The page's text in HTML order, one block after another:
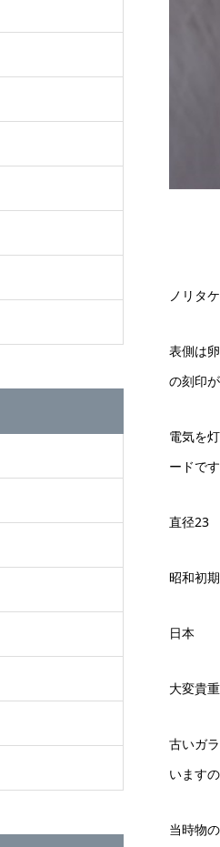
ノリタ
表側は
の刻印
電気を
ードです
直径23
昭和初
日本
大変貴
古いガ
います
当時物